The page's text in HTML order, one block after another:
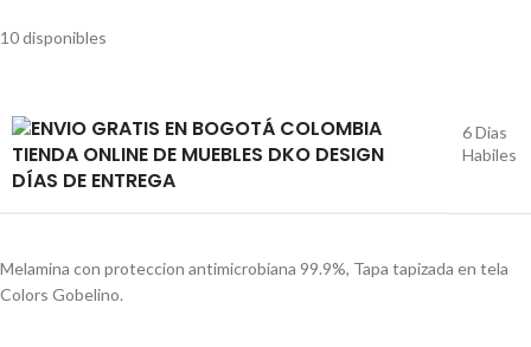
10 disponibles
DÍAS DE ENTREGA
6 Dias
Habiles
Melamina con proteccion antimicrobiana 99.9%, Tapa tapizada en tela
Colors Gobelino.